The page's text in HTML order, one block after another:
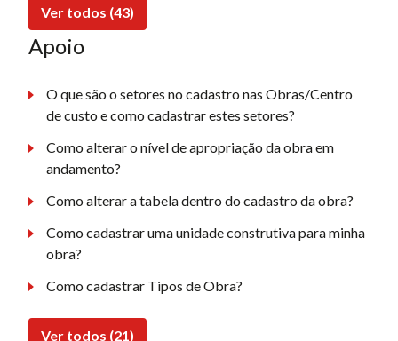
Ver todos (43)
Apoio
O que são o setores no cadastro nas Obras/Centro
de custo e como cadastrar estes setores?
Como alterar o nível de apropriação da obra em
andamento?
Como alterar a tabela dentro do cadastro da obra?
Como cadastrar uma unidade construtiva para minha
obra?
Como cadastrar Tipos de Obra?
Ver todos (21)